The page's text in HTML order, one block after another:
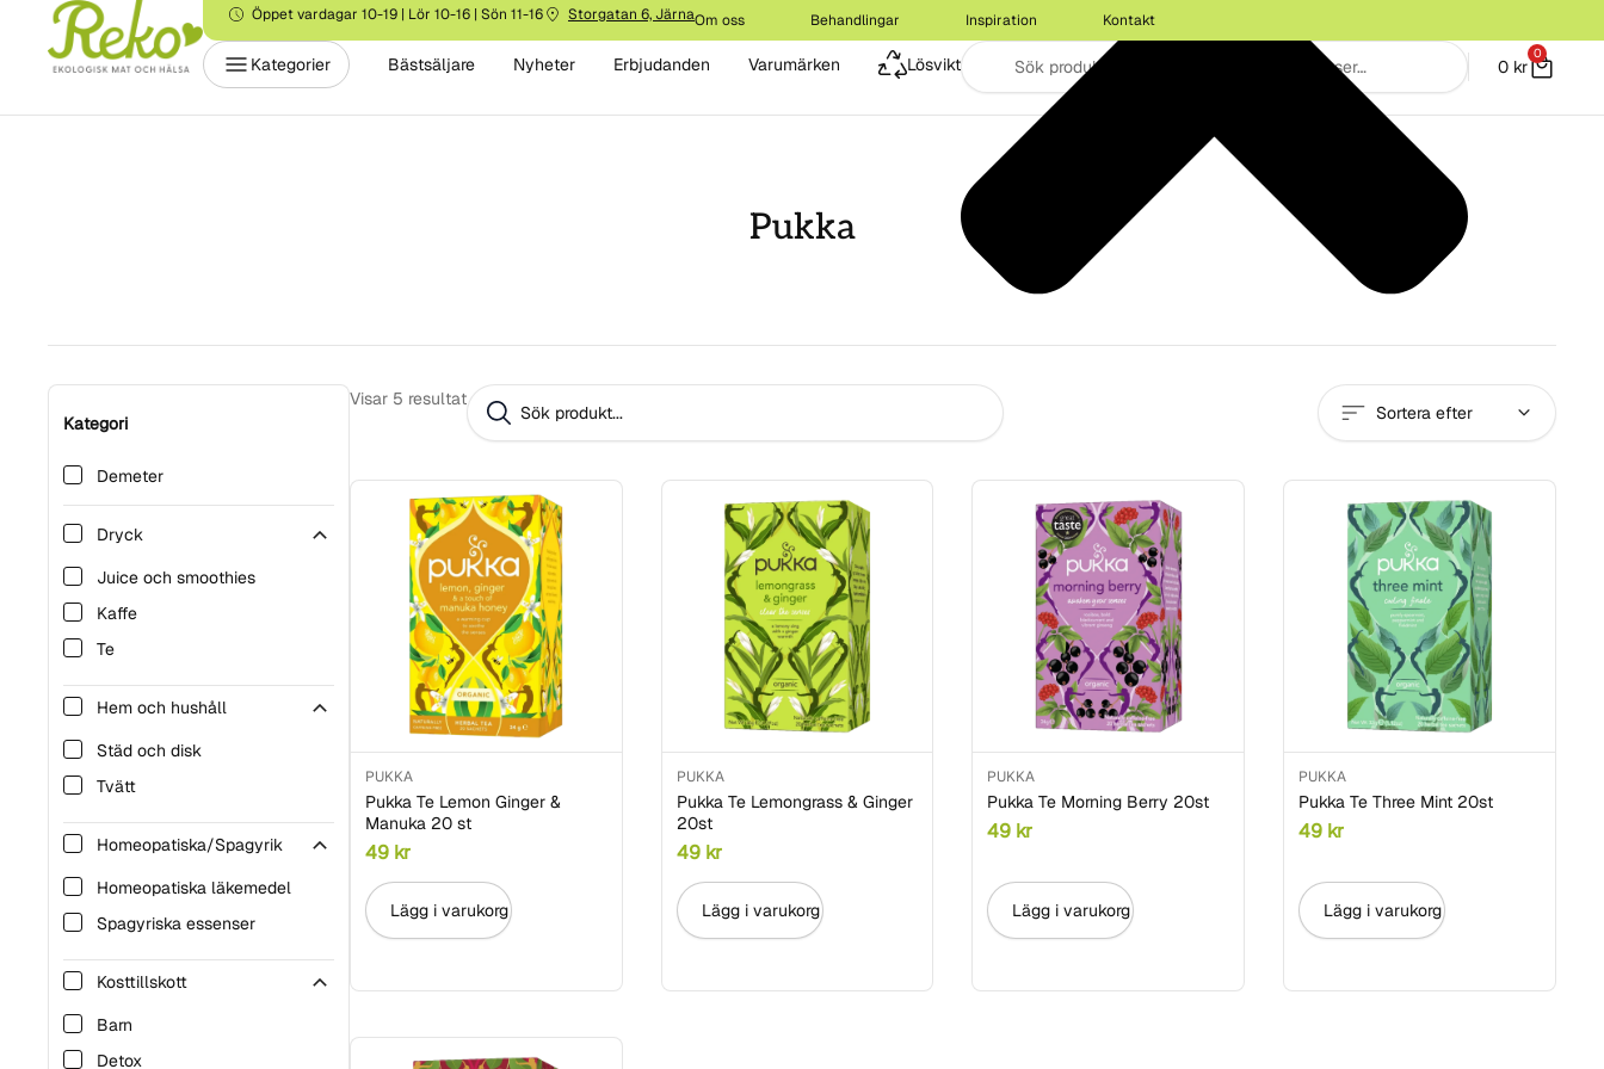
Öppet vardagar 10-19 | Lör 10-16 | Sön 11-16 Storgatan 6, JärnaOm oss Behandlingar Inspiration Kontakt
Kategorier Bästsäljare Nyheter Erbjudanden Varumärken Lösvikt 0 kr
0
Pukka
Kategori
Demeter
Dryck
Juice och smoothies
Kaffe
Te
Hem och hushåll
Städ och disk
Tvätt
Homeopatiska/Spagyrik
Homeopatiska läkemedel
Spagyriska essenser
Kosttillskott
Barn
Detox
Visar 5 resultat
PUKKA
Pukka Te Lemon Ginger &
Manuka 20 st
49 kr
Lägg i varukorg
PUKKA
Pukka Te Lemongrass & Ginger
20st
49 kr
Lägg i varukorg
PUKKA
Pukka Te Morning Berry 20st
49 kr
Lägg i varukorg
PUKKA
Pukka Te Three Mint 20st
49 kr
Lägg i varukorg